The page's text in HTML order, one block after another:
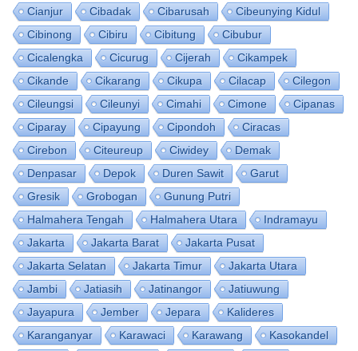
Cianjur
Cibadak Cibarusah
Cibeunying Kidul
Cibinong
Cibiru Cibitung
Cibubur
Cicalengka
Cicurug Cijerah
Cikampek
Cikande
Cikarang Cikupa Cilacap
Cilegon
Cileungsi
Cileunyi Cimahi Cimone
Cipanas
Ciparay
Cipayung Cipondoh
Ciracas
Cirebon
Citeureup Ciwidey
Demak
Denpasar
Depok Duren Sawit
Garut
Gresik
Grobogan
Gunung Putri
Halmahera Tengah
Halmahera Utara
Indramayu
Jakarta
Jakarta Barat
Jakarta Pusat
Jakarta Selatan
Jakarta Timur
Jakarta Utara
Jambi
Jatiasih Jatinangor
Jatiuwung
Jayapura
Jember Jepara
Kalideres
Karanganyar
Karawaci Karawang
Kasokandel